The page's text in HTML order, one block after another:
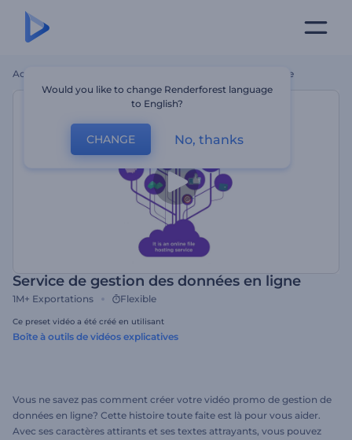
Accueil Service De Gestion Des Données En Ligne
Service de gestion des données en ligne
1M+ Exportations Flexible
Ce preset vidéo a été créé en utilisant
Boîte à outils de vidéos explicatives
Vous ne savez pas comment créer votre vidéo promo de gestion de
données en ligne? Cette histoire toute faite est là pour vous aider.
Avec ses caractères attirants et ses textes attrayants, vous pouvez
Would you like to change Renderforest language
to English?
CHANGE No, thanks